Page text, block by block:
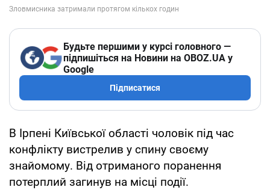
Будьте першими у курсі головного —
підпишіться на Новини на OBOZ.UA у
Google
Підписатися
В Ірпені Київської області чоловік під час
конфлікту вистрелив у спину своєму
знайомому. Від отриманого поранення
потерплий загинув на місці події.